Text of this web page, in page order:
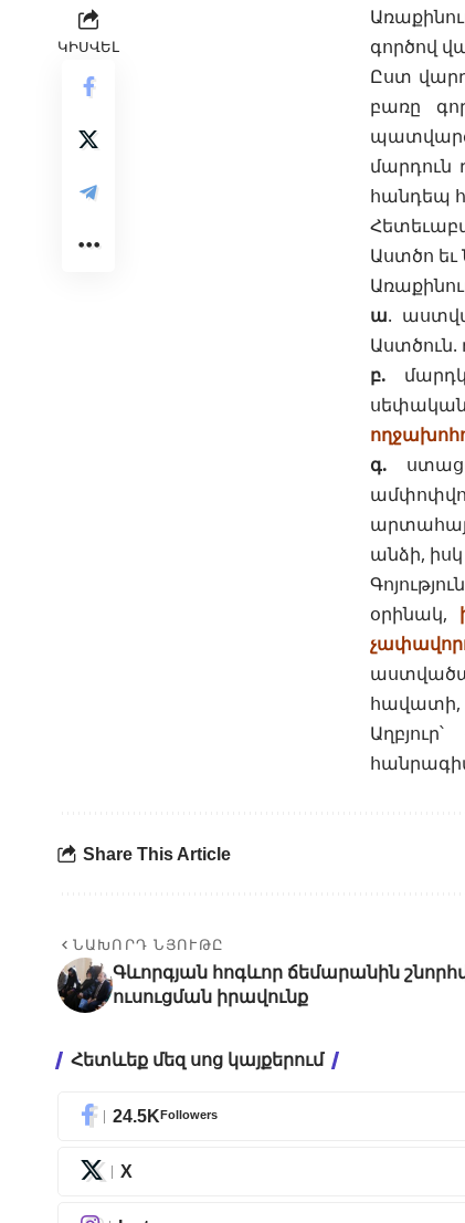
ԿԻՍՎԵԼ
գործով
Ըստ
բառը
մարդուն
հանդեպ
Աստծո
ա.
Աստծուն.
բ.
գ.
անձի, իսկ
օրինակ,
հավատի,
Share This Article
ՆԱԽՈՐԴ ՆՅՈՒԹԸ
Գևորգյան հոգևոր ճեմարանին
ուսուցման իրավունք
Հետևեք մեզ սոց կայքերում
24.5KFollowers
X